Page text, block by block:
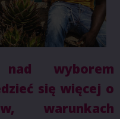
wyborem
się więcej o
warunkach